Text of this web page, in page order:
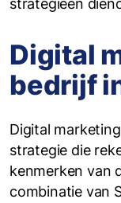
strategieën
Digital
bedrijf
Digital
strategie die
kenmerken van
combinatie van